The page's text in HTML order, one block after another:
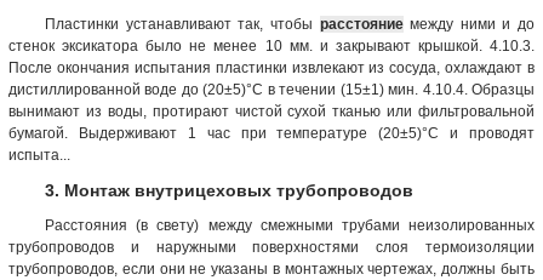
Пластинки устанавливают так, чтобы расстояниемежду ними и до
стенок эксикатора было не менее 10 мм. и закрывают крышкой. 4.10.3.
После окончания испытания пластинки извлекают из сосуда, охлаждают в
дистиллированной воде до (20±5)°С в течении (15±1) мин. 4.10.4. Образцы
вынимают из воды, протирают чистой сухой тканью или фильтровальной
бумагой. Выдерживают 1 час при температуре (20±5)°С и проводят
испыта...
3. Монтаж внутрицеховых трубопроводов
Расстояния (в свету) между смежными трубами неизолированных
трубопроводов и наружными поверхностями слоя термоизоляции
трубопроводов, если они не указаны в монтажных чертежах, должны быть